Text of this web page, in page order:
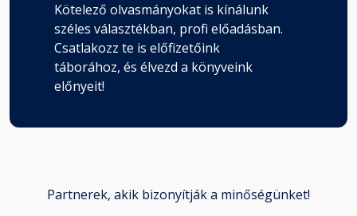
Kötelező olvasmányokat is kínálunk
széles választékban, profi előadásban.
Csatlakozz te is előfizetőink
táborához, és élvezd a könyveink
előnyeit!
Partnerek, akik bizonyítják a minőségünket!